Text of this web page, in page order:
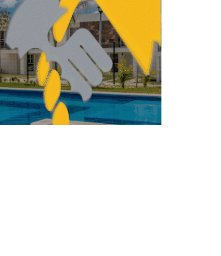
PVB suma más de 600
mil viviendas
contratadas: Sedatu
FERNANDA HERNÁNDEZ
JUNIO 15, 2026